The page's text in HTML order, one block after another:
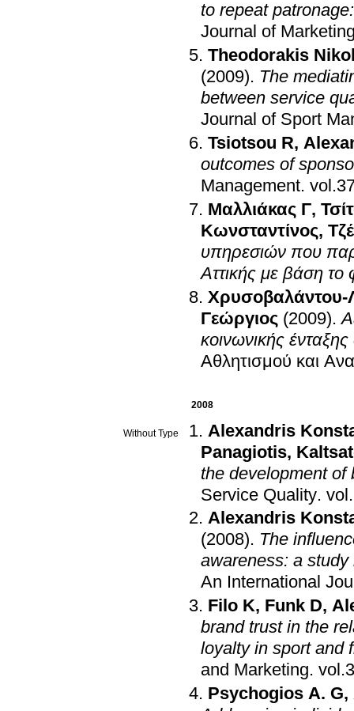
to repeat
Journal of
Theodorakis
(2009). The
between service
Journal of Sport
Tsiotsou R,
outcomes of
Management.
Μαλλιάκας Γ,
Κωνσταντίνος,
υπηρεσιών που
Αττικής με βάση
Χρυσοβαλάντου-
Γεώργιος (2009).
κοινωνικής
Αθλητισμού και
2008
Without Type
Alexandris
Panagiotis,
the development of
Service Quality.
Alexandris
(2008). The
awareness: a
An International
Filo K, Funk D,
brand trust in the
loyalty in sport and
and Marketing.
Psychogiοs A. G,